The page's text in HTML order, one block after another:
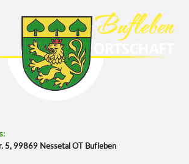
5, 99869 Nessetal OT Bufleben